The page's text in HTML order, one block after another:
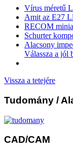
Vírus méretű
Amit az E27
RECOM
Schurter
Alacsony
Válassza a jól
Vissza a tetejére
Tudomány /
CAD/CAM